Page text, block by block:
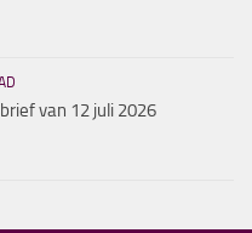
van 12 juli 2026